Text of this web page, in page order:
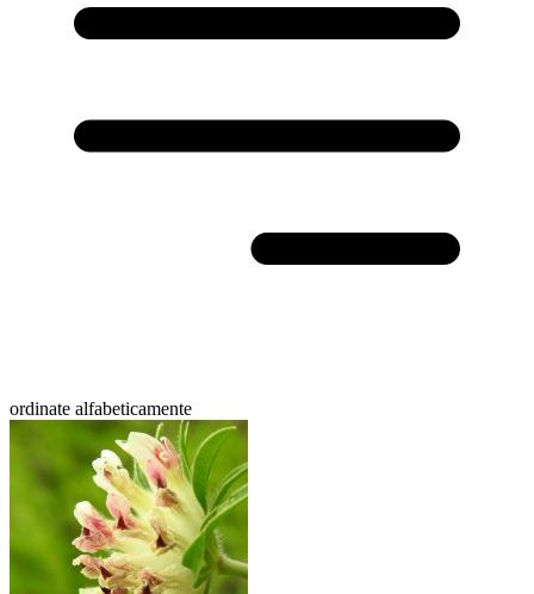
ordinate alfabeticamente